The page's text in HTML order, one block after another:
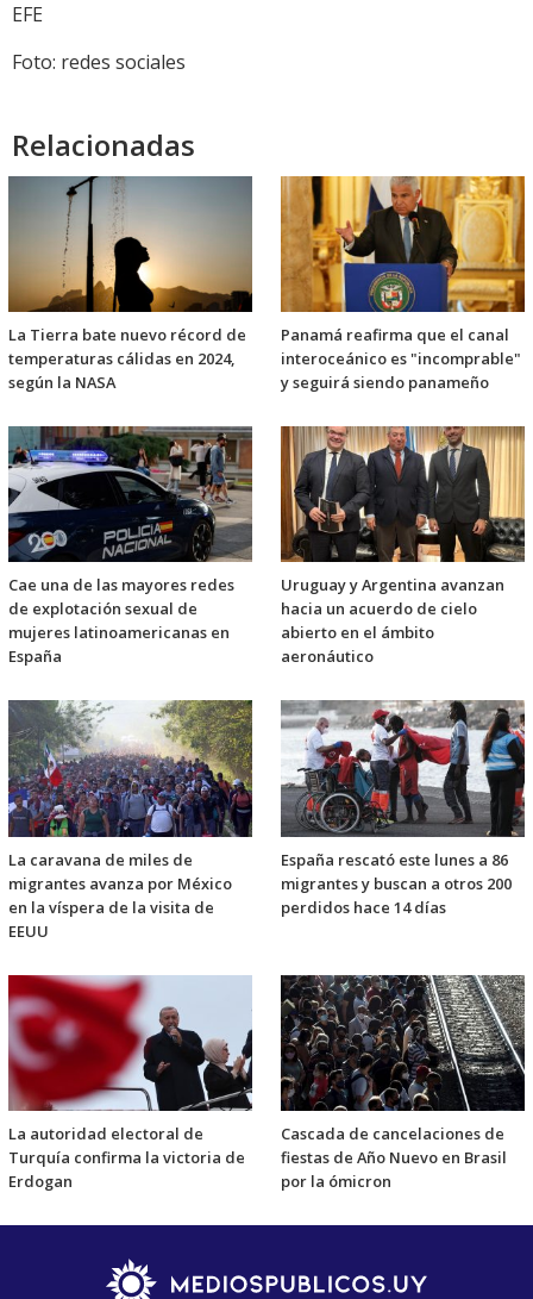
EFE
Foto: redes sociales
Relacionadas
La Tierra bate nuevo récord de
temperaturas cálidas en 2024,
según la NASA
Panamá reafirma que el canal
interoceánico es "incomprable"
y seguirá siendo panameño
Cae una de las mayores redes
de explotación sexual de
mujeres latinoamericanas en
España
Uruguay y Argentina avanzan
hacia un acuerdo de cielo
abierto en el ámbito
aeronáutico
La caravana de miles de
migrantes avanza por México
en la víspera de la visita de
EEUU
España rescató este lunes a 86
migrantes y buscan a otros 200
perdidos hace 14 días
La autoridad electoral de
Turquía confirma la victoria de
Erdogan
Cascada de cancelaciones de
fiestas de Año Nuevo en Brasil
por la ómicron